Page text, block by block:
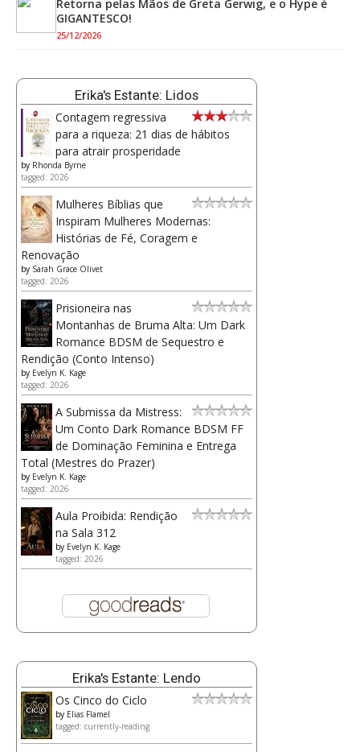
Retorna pelas Mãos de Greta Gerwig, e o Hype é
GIGANTESCO!
25/12/2026
Erika's Estante: Lidos
Contagem regressiva
para a riqueza: 21 dias de hábitos
para atrair prosperidade
by Rhonda Byrne
tagged: 2026
Mulheres Bíblias que
Inspiram Mulheres Modernas:
Histórias de Fé, Coragem e
Renovação
by Sarah Grace Olivet
tagged: 2026
Prisioneira nas
Montanhas de Bruma Alta: Um Dark
Romance BDSM de Sequestro e
Rendição (Conto Intenso)
by Evelyn K. Kage
tagged: 2026
A Submissa da Mistress:
Um Conto Dark Romance BDSM FF
de Dominação Feminina e Entrega
Total (Mestres do Prazer)
by Evelyn K. Kage
tagged: 2026
Aula Proibida: Rendição
na Sala 312
by Evelyn K. Kage
tagged: 2026
Erika's Estante: Lendo
Os Cinco do Ciclo
by Elias Flamel
tagged: currently-reading